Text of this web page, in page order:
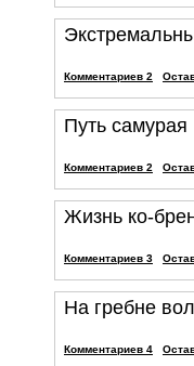
Комментариев 2
Путь
Комментариев 2
Жизнь ко-
Комментариев 3
На гребне
Комментариев 4